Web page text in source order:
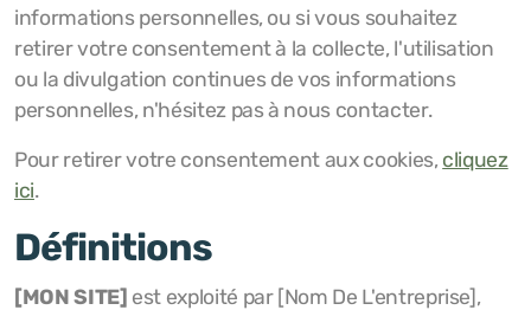
informations personnelles, ou si vous souhaitez
retirer votre consentement à la collecte, l'utilisation
ou la divulgation continues de vos informations
personnelles, n'hésitez pas à nous contacter.
Pour retirer votre consentement aux cookies, cliquez
ici.
Définitions
[MON SITE] est exploité par [Nom De L'entreprise],